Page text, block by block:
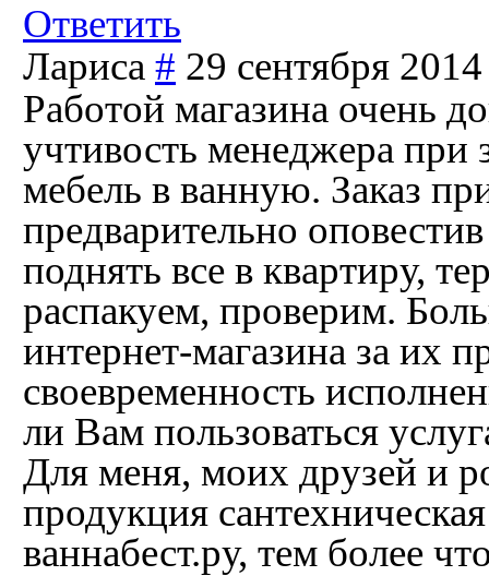
Ответить
Лариса # 29 сентября
Работой магазина очень
учтивость менеджера при
мебель в ванную. Заказ
предварительно
поднять все в квартиру,
распакуем, проверим.
интернет-магазина за их
своевременность
ли Вам пользоваться
Для меня, моих друзей и
продукция
ваннабест.ру, тем